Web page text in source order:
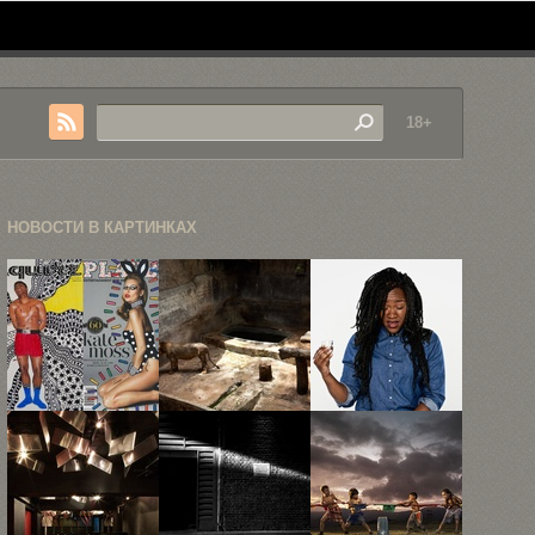
18+
НОВОСТИ В КАРТИНКАХ
Иллюстрации
на обложках
модных
журналов
15 снимков
животных,
заключённых
в ...
14 портретов
людей сразу
после ...